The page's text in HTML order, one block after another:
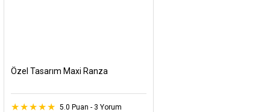
Özel Tasarım Maxi Ranza
5.0 Puan - 3 Yorum